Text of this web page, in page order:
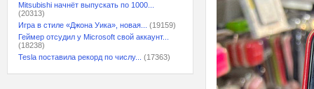
Mitsubishi начнёт выпускать по 1000...
(20313)
Игра в стиле «Джона Уика», новая...
(19159)
Геймер отсудил у Microsoft свой аккаунт...
(18238)
Tesla поставила рекорд по числу...
(17363)